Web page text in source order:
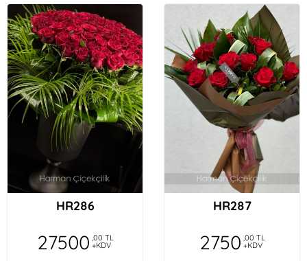
HR286
27500 ,00 TL
+KDV
HR287
2750 ,00 TL
+KDV